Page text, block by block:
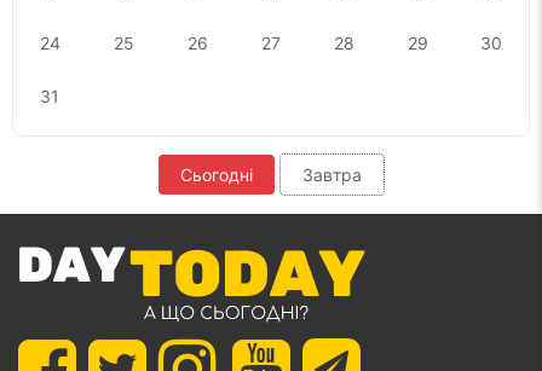
24 25 26 27 28 29 30
31
Сьогодні Завтра